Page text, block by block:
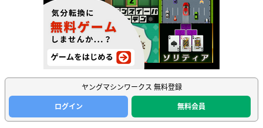
ヤングマシンワークス 無料登録
ログイン
無料会員